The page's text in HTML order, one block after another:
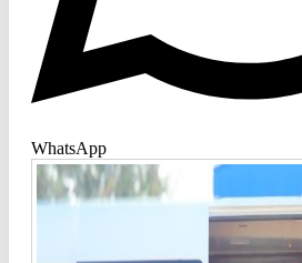
WhatsApp